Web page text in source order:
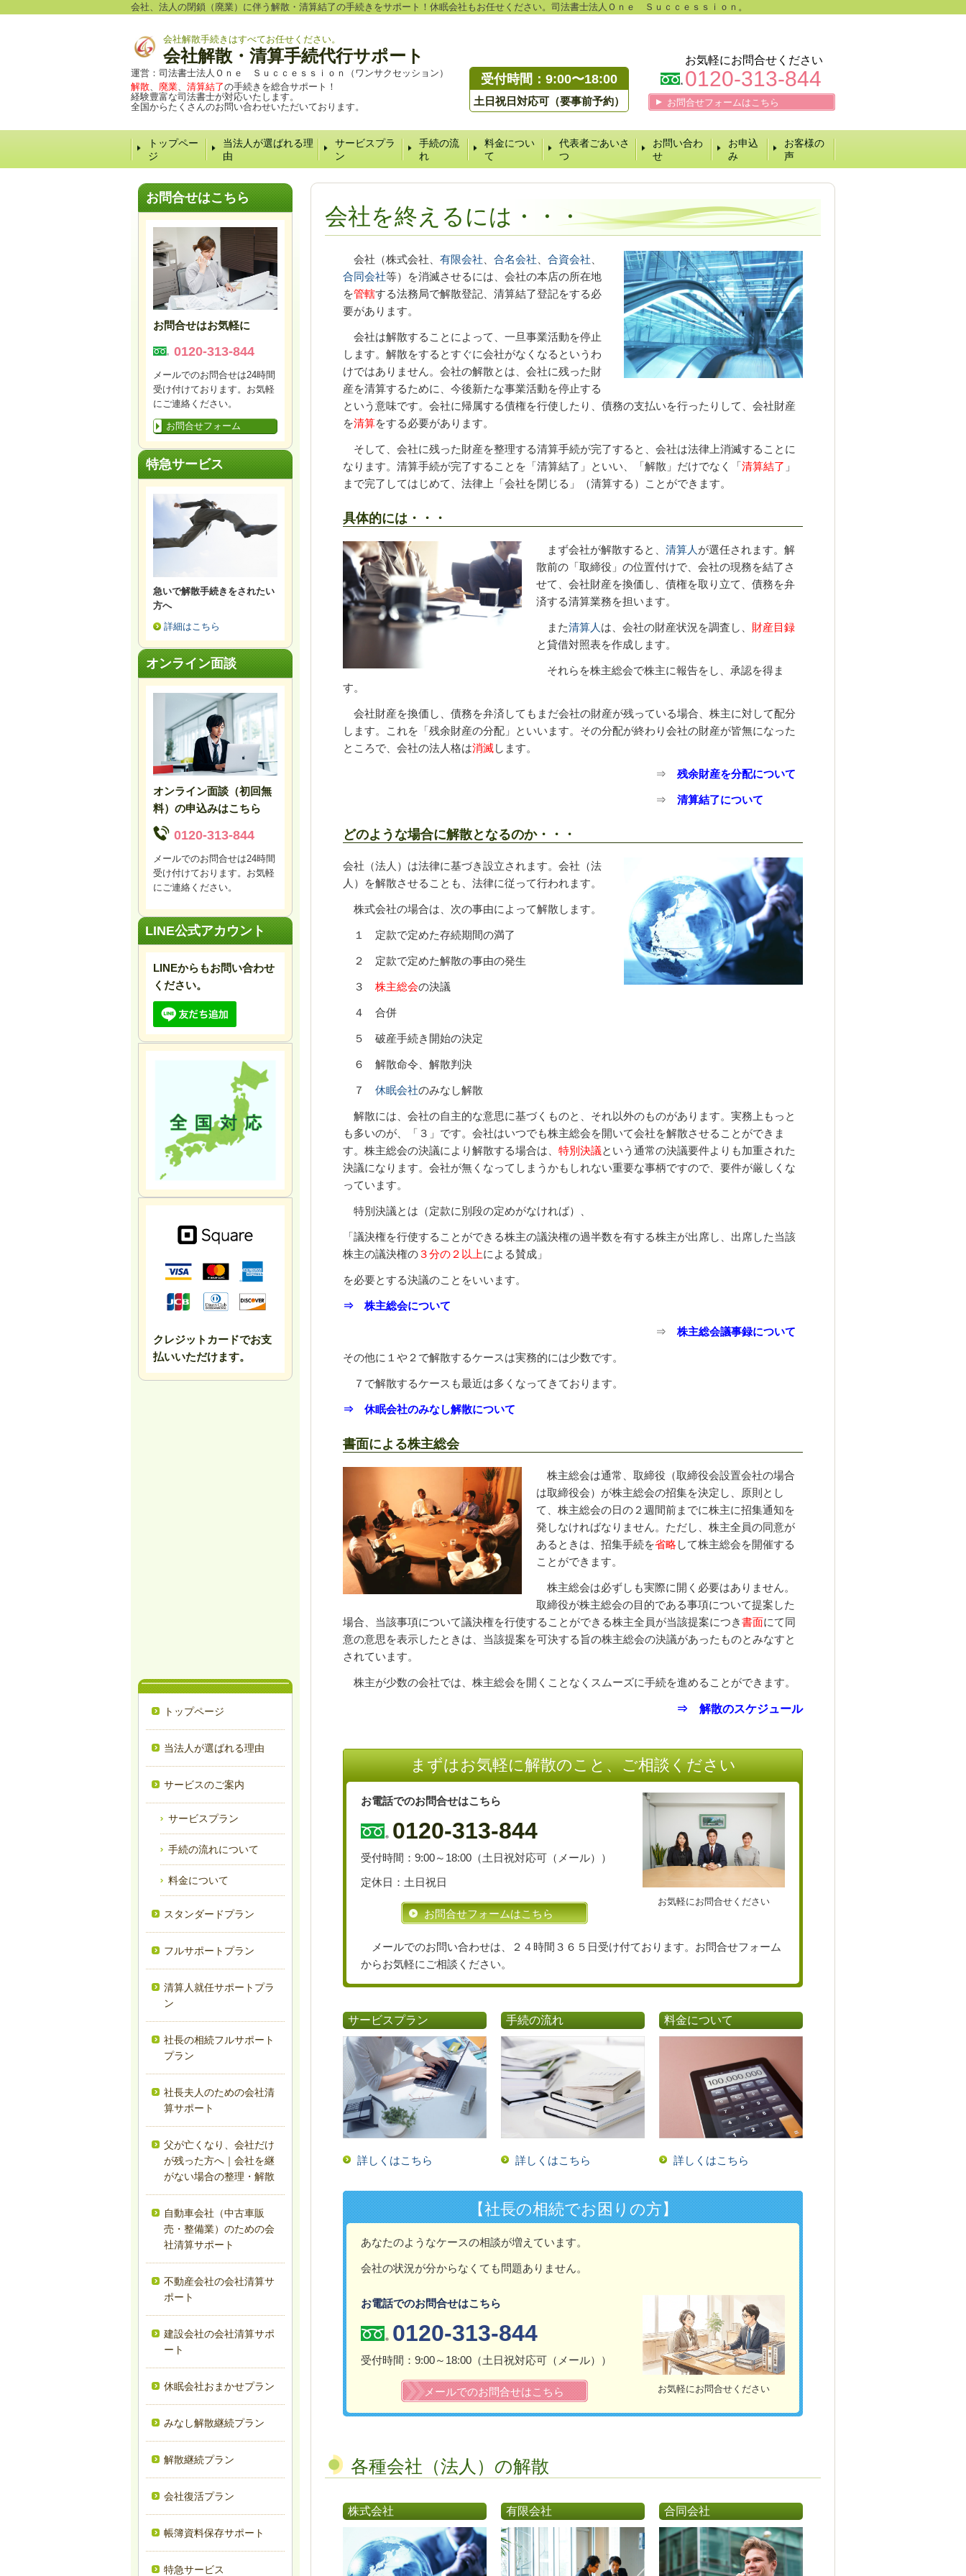
会社、法人の閉鎖（廃業）に伴う解散・清算結了の手続きをサポート！休眠会社もお任せください。司法書士法人Ｏｎｅ Ｓｕｃｃｅｓｓｉｏｎ。
会社解散手続きはすべてお任せください。
会社解散・清算手続代行サポート
運営：司法書士法人Ｏｎｅ Ｓｕｃｃｅｓｓｉｏｎ（ワンサクセッション）
解散、 廃業、 清算結了の手続きを総合サポート！
経験豊富な司法書士が対応いたします。
全国からたくさんのお問い合わせいただいております。
受付時間：9:00〜18:00
土日祝日対応可（要事前予約）
お気軽にお問合せください
0120-313-844
お問合せフォームはこちら
トップペー
ジ
当法人が選ばれる理
由
サービスプラ
ン
手続の流
れ
料金につい
て
代表者ごあいさ
つ
お問い合わ
せ
お申込
み
お客様の
声
会社を終えるには・・・
会社（株式会社、 有限会社 合名会社 合資会社
合同会社等）を消滅させるには、会社の本店の所在地
を管轄する法務局で解散登記、清算結了登記をする必
要があります。
会社は解散することによって、一旦事業活動を停止
します。解散をするとすぐに会社がなくなるというわ
けではありません。会社の解散とは、会社に残った財
産を清算するために、今後新たな事業活動を停止する
という意味です。会社に帰属する債権を行使したり、債務の支払いを行ったりして、会社財産
を清算をする必要があります。
そして、会社に残った財産を整理する清算手続が完了すると、会社は法律上消滅することに
なります。清算手続が完了することを「清算結了」といい、「解散」だけでなく「清算結了 」
まで完了してはじめて、法律上「会社を閉じる」（清算する）ことができます。
具体的には・・・
まず会社が解散すると、 清算人 が選任されます。解
散前の「取締役」の位置付けで、会社の現務を結了さ
せて、会社財産を換価し、債権を取り立て、債務を弁
済する清算業務を担います。
また清算人 は、会社の財産状況を調査し、 財産目録
と貸借対照表を作成します。
それらを株主総会で株主に報告をし、承認を得ま
す。
会社財産を換価し、債務を弁済してもまだ会社の財産が残っている場合、株主に対して配分
します。これを「残余財産の分配」といいます。その分配が終わり会社の財産が皆無になった
ところで、会社の法人格は消滅します。
⇒ 残余財産を分配について
⇒ 清算結了について
どのような場合に解散となるのか・・・
会社（法人）は法律に基づき設立されます。会社（法
人）を解散させることも、法律に従って行われます。
株式会社の場合は、次の事由によって解散します。
１ 定款で定めた存続期間の満了
２ 定款で定めた解散の事由の発生
３ 株主総会の決議
４ 合併
５ 破産手続き開始の決定
６ 解散命令、解散判決
７ 休眠会社のみなし解散
解散には、会社の自主的な意思に基づくものと、それ以外のものがあります。実務上もっと
も多いのが、「３」です。会社はいつでも株主総会を開いて会社を解散させることができま
す。株主総会の決議により解散する場合は、 特別決議という通常の決議要件よりも加重された
決議になります。会社が無くなってしまうかもしれない重要な事柄ですので、要件が厳しくな
っています。
特別決議とは（定款に別段の定めがなければ）、
「議決権を行使することができる株主の議決権の過半数を有する株主が出席し、出席した当該
株主の議決権の３分の２以上による賛成」
を必要とする決議のことをいいます。
⇒ 株主総会について
⇒ 株主総会議事録について
その他に１や２で解散するケースは実務的には少数です。
７で解散するケースも最近は多くなってきております。
⇒ 休眠会社のみなし解散について
書面による株主総会
株主総会は通常、取締役（取締役会設置会社の場合
は取締役会）が株主総会の招集を決定し、原則とし
て、株主総会の日の２週間前までに株主に招集通知を
発しなければなりません。ただし、株主全員の同意が
あるときは、招集手続を省略して株主総会を開催する
ことができます。
株主総会は必ずしも実際に開く必要はありません。
取締役が株主総会の目的である事項について提案した
場合、当該事項について議決権を行使することができる株主全員が当該提案につき書面にて同
意の意思を表示したときは、当該提案を可決する旨の株主総会の決議があったものとみなすと
されています。
株主が少数の会社では、株主総会を開くことなくスムーズに手続を進めることができます。
⇒ 解散のスケジュール
まずはお気軽に解散のこと、ご相談ください
お気軽にお問合せください
お電話でのお問合せはこちら
0120-313-844
受付時間：9:00～18:00（土日祝対応可（メール））
定休日：土日祝日
お問合せフォームはこちら
メールでのお問い合わせは、２４時間３６５日受け付ております。お問合せフォーム
からお気軽にご相談ください。
サービスプラン
詳しくはこちら
手続の流れ
詳しくはこちら
料金について
詳しくはこちら
【社長の相続でお困りの方】
あなたのようなケースの相談が増えています。
会社の状況が分からなくても問題ありません。
お気軽にお問合せください
お電話でのお問合せはこちら
0120-313-844
受付時間：9:00～18:00（土日祝対応可（メール））​
メールでのお問合せはこちら
各種会社（法人）の解散
株式会社 有限会社 合同会社
お問合せはこちら
お問合せはお気軽に
0120-313-844
メールでのお問合せは24時間
受け付けております。お気軽
にご連絡ください。
お問合せフォーム
特急サービス
急いで解散手続きをされたい
方へ
詳細はこちら
オンライン面談
オンライン面談（初回無
料）の申込みはこちら
0120-313-844
メールでのお問合せは24時間
受け付けております。お気軽
にご連絡ください。
LINE公式アカウント
LINEからもお問い合わせ
ください。
クレジットカードでお支
払いいただけます。
トップページ
当法人が選ばれる理由
サービスのご案内
サービスプラン
手続の流れについて
料金について
スタンダードプラン
フルサポートプラン
清算人就任サポートプラ
ン
社長の相続フルサポート
プラン
社長夫人のための会社清
算サポート
父が亡くなり、会社だけ
が残った方へ｜会社を継
がない場合の整理・解散
自動車会社（中古車販
売・整備業）のための会
社清算サポート
不動産会社の会社清算サ
ポート
建設会社の会社清算サポ
ート
休眠会社おまかせプラン
みなし解散継続プラン
解散継続プラン
会社復活プラン
帳簿資料保存サポート
特急サービス